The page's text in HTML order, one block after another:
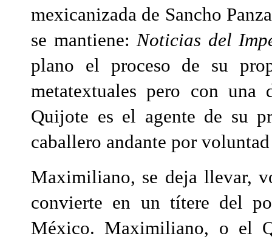
mexicanizada de Sancho
se mantiene:Noticias del
plano el proceso de su
metatextuales pero con una
Quijote es el agente de su
caballero andante por
Maximiliano, se deja llevar,
convierte en un títere del
México. Maximiliano, o el